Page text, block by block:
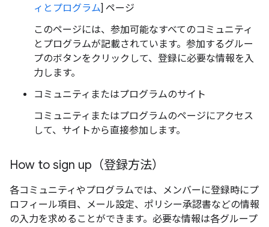
ィとプログラム] ページ
このページには、参加可能なすべてのコミュニティ
とプログラムが記載されています。参加するグルー
プのボタンをクリックして、登録に必要な情報を入
力します。
コミュニティまたはプログラムのサイト
コミュニティまたはプログラムのページにアクセス
して、サイトから直接参加します。
How to sign up（登録方法）
各コミュニティやプログラムでは、メンバーに登録時にプ
ロフィール項目、メール設定、ポリシー承認書などの情報
の入力を求めることができます。必要な情報は各グループ